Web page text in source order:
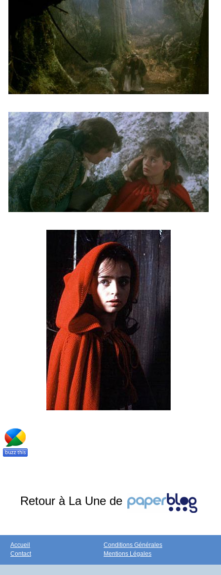
Retour à La Une de
Accueil
Contact
Conditions Générales
Mentions Légales